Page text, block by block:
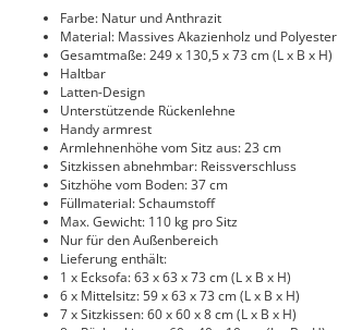
Farbe: Natur und Anthrazit
Material: Massives Akazienholz und Polyester
Gesamtmaße: 249 x 130,5 x 73 cm (L x B x H)
Haltbar
Latten-Design
Unterstützende Rückenlehne
Handy armrest
Armlehnenhöhe vom Sitz aus: 23 cm
Sitzkissen abnehmbar: Reissverschluss
Sitzhöhe vom Boden: 37 cm
Füllmaterial: Schaumstoff
Max. Gewicht: 110 kg pro Sitz
Nur für den Außenbereich
Lieferung enthält:
1 x Ecksofa: 63 x 63 x 73 cm (L x B x H)
6 x Mittelsitz: 59 x 63 x 73 cm (L x B x H)
7 x Sitzkissen: 60 x 60 x 8 cm (L x B x H)